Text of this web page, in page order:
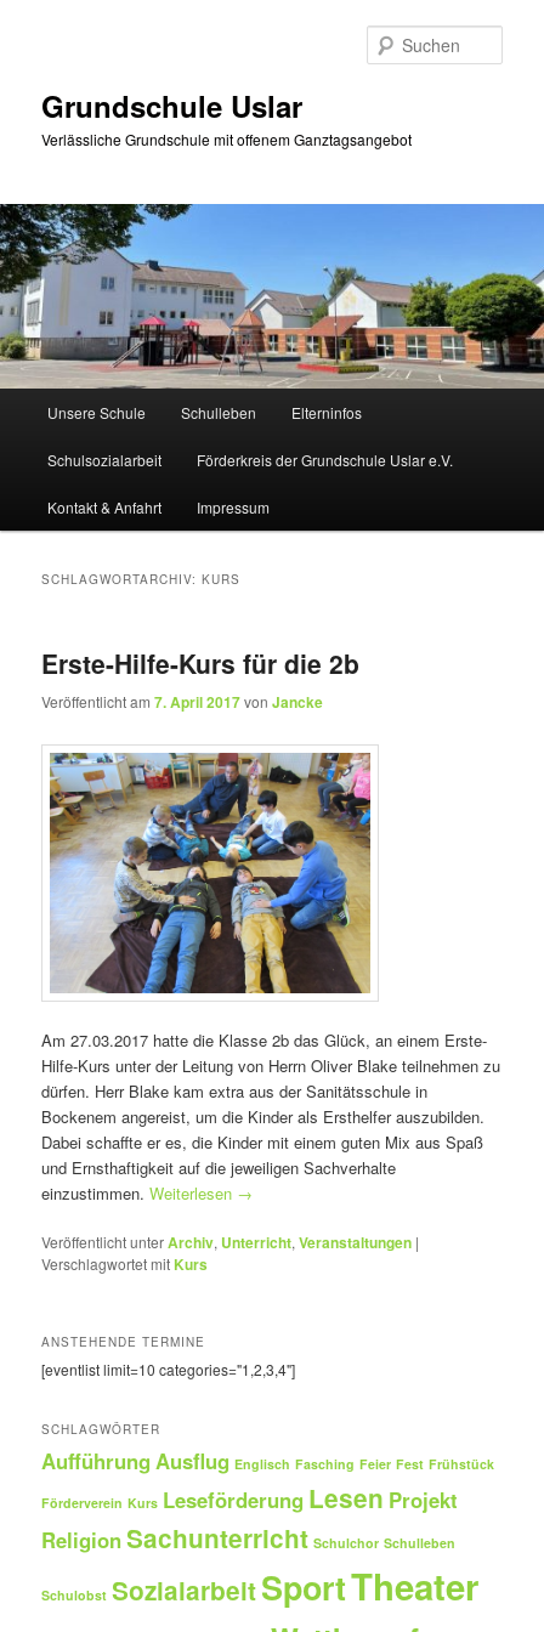
Grundschule Uslar
Verlässliche Grundschule mit offenem Ganztagsangebot
Unsere Schule Schulleben Elterninfos
Schulsozialarbeit Förderkreis der Grundschule Uslar e.V.
Kontakt & Anfahrt Impressum
SCHLAGWORTARCHIV:KURS
Erste-Hilfe-Kurs für die 2b
Veröffentlicht am7. April 2017vonJancke
Am 27.03.2017 hatte die Klasse 2b das Glück, an einem Erste-
Hilfe-Kurs unter der Leitung von Herrn Oliver Blake teilnehmen zu
dürfen. Herr Blake kam extra aus der Sanitätsschule in
Bockenem angereist, um die Kinder als Ersthelfer auszubilden.
Dabei schaffte er es, die Kinder mit einem guten Mix aus Spaß
und Ernsthaftigkeit auf die jeweiligen Sachverhalte
einzustimmen.Weiterlesen →
Veröffentlicht unterArchiv, Unterricht,Veranstaltungen |
Verschlagwortet mit Kurs
ANSTEHENDE TERMINE
[eventlist limit=10 categories="1,2,3,4"]
SCHLAGWÖRTER
Aufführung Ausflug Englisch Fasching Feier Fest Frühstück
Förderverein Kurs Leseförderung Lesen Projekt
ReligionSachunterricht Schulchor Schulleben
Schulobst SozialarbeitSportTheater